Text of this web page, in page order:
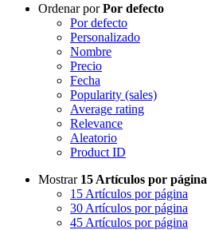
Ordenar porPor defecto
Por defecto
Personalizado
Nombre
Precio
Fecha
Popularity (sales)
Average rating
Relevance
Aleatorio
Product ID
Mostrar 15 Artículos por página
15 Artículos por página
30 Artículos por página
45 Artículos por página